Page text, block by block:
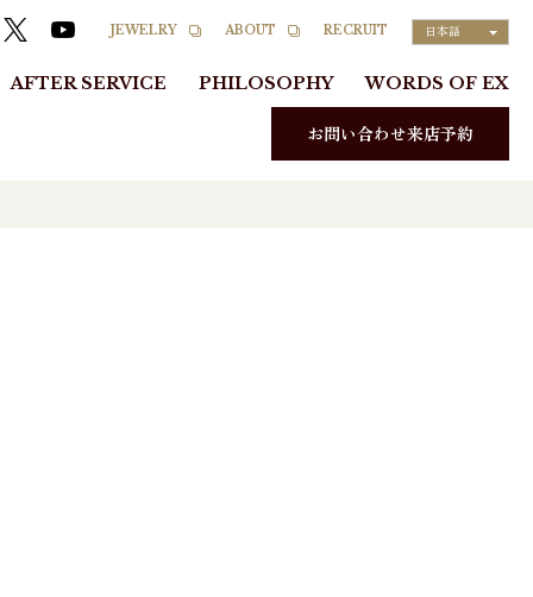
JEWELRY ABOUT RECRUIT 日本語
AFTER SERVICE PHILOSOPHY WORDS OF EX
お問い合わせ来店予約